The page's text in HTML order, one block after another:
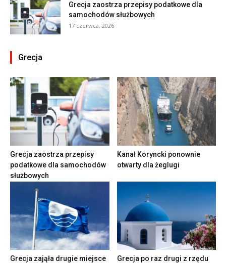
Grecja zaostrza przepisy podatkowe dla
samochodów służbowych
17 czerwca, 2026
Grecja
Grecja zaostrza przepisy
podatkowe dla samochodów
służbowych
Kanał Koryncki ponownie
otwarty dla żeglugi
Grecja zająła drugie miejsce
Grecja po raz drugi z rzędu